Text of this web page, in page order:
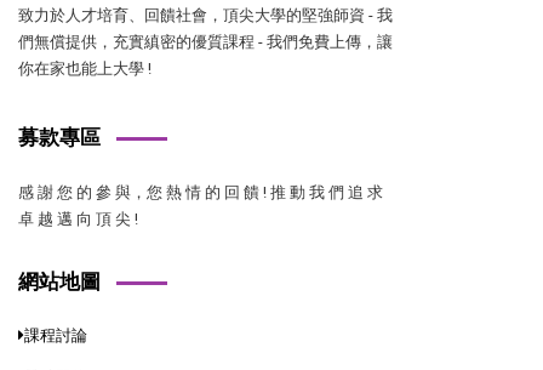
致力於人才培育、回饋社會，頂尖大學的堅強師資 - 我
們無償提供，充實縝密的優質課程 - 我們免費上傳，讓
你在家也能上大學 !
募款專區
感 謝 您 的 參 與，您 熱 情 的 回 饋 ! 推 動 我 們 追 求
卓 越 邁 向 頂 尖 !
網站地圖
課程討論